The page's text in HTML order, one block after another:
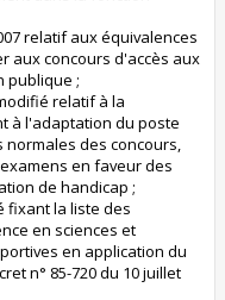
relatif aux équivalences
aux concours d'accès aux
publique ;
relatif à la
à l'adaptation du poste
des concours,
en faveur des
de handicap ;
fixant la liste des
en sciences et
en application du
n° 85-720 du 10 juillet